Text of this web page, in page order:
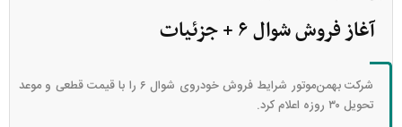
آغاز فروش شوال ۶ + جزئیات
شرکت بهمن‌موتور شرایط فروش خودروی شوال ۶ را با قیمت قطعی و موعد
تحویل ۳۰ روزه اعلام کرد.